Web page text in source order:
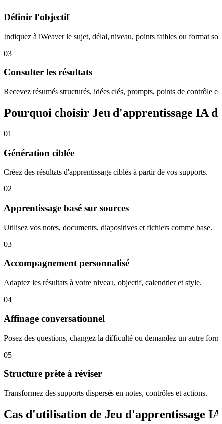
Définir l'objectif
Indiquez à iWeaver le sujet, délai, niveau, points faibles ou format
03
Consulter les résultats
Recevez résumés structurés, idées clés, prompts, points de contrôle et
Pourquoi choisir Jeu d'apprentissage IA
01
Génération ciblée
Créez des résultats d'apprentissage ciblés à partir de vos supports.
02
Apprentissage basé sur sources
Utilisez vos notes, documents, diapositives et fichiers comme base.
03
Accompagnement personnalisé
Adaptez les résultats à votre niveau, objectif, calendrier et style.
04
Affinage conversationnel
Posez des questions, changez la difficulté ou demandez un autre
05
Structure prête à réviser
Transformez des supports dispersés en notes, contrôles et actions.
Cas d'utilisation de Jeu d'apprentissage IA